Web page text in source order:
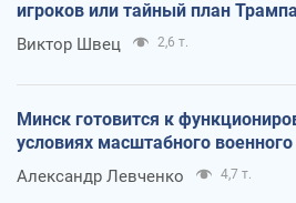
игроков или тайный план
Виктор Швец 2,6 т.
Минск готовится к
условиях масштабного военного
Александр Левченко 4,7 т.